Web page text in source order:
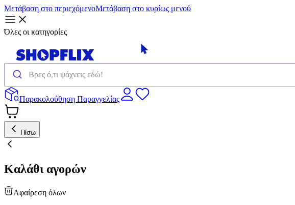
Μετάβαση στο περιεχόμενοΜετάβαση στο κυρίως μενού
Όλες οι κατηγορίες
Παρακολούθηση Παραγγελίας
Πίσω
Καλάθι αγορών
Αφαίρεση όλων